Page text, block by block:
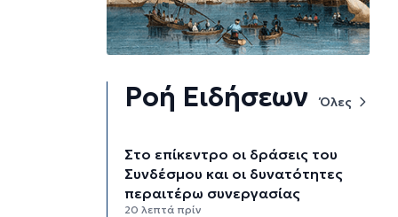
Ροή Ειδήσεων Όλες
Στο επίκεντρο οι δράσεις του
Συνδέσμου και οι δυνατότητες
περαιτέρω συνεργασίας
20 λεπτά πρίν